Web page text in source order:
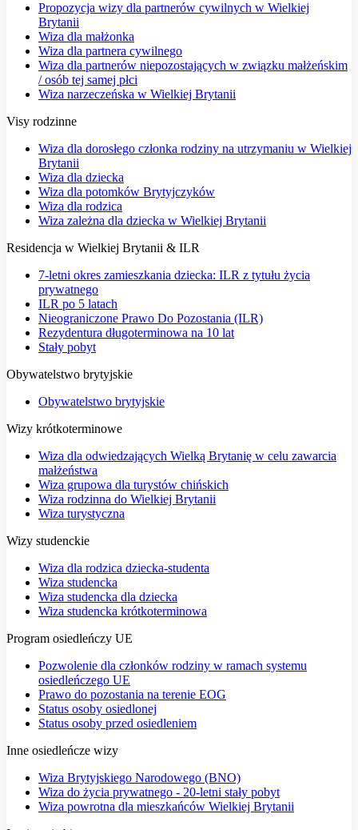
Propozycja wizy dla partnerów cywilnych w Wielkiej
Brytanii
Wiza dla małżonka
Wiza dla partnera cywilnego
Wiza dla partnerów niepozostających w związku małżeńskim
/ osób tej samej płci
Wiza narzeczeńska w Wielkiej Brytanii
Visy rodzinne
Wiza dla dorosłego członka rodziny na utrzymaniu w Wielkiej
Brytanii
Wiza dla dziecka
Wiza dla potomków Brytyjczyków
Wiza dla rodzica
Wiza zależna dla dziecka w Wielkiej Brytanii
Residencja w Wielkiej Brytanii & ILR
7-letni okres zamieszkania dziecka: ILR z tytułu życia
prywatnego
ILR po 5 latach
Nieograniczone Prawo Do Pozostania (ILR)
Rezydentura długoterminowa na 10 lat
Stały pobyt
Obywatelstwo brytyjskie
Obywatelstwo brytyjskie
Wizy krótkoterminowe
Wiza dla odwiedzających Wielką Brytanię w celu zawarcia
małżeństwa
Wiza grupowa dla turystów chińskich
Wiza rodzinna do Wielkiej Brytanii
Wiza turystyczna
Wizy studenckie
Wiza dla rodzica dziecka-studenta
Wiza studencka
Wiza studencka dla dziecka
Wiza studencka krótkoterminowa
Program osiedleńczy UE
Pozwolenie dla członków rodziny w ramach systemu
osiedleńczego UE
Prawo do pozostania na terenie EOG
Status osoby osiedlonej
Status osoby przed osiedleniem
Inne osiedleńcze wizy
Wiza Brytyjskiego Narodowego (BNO)
Wiza do życia prywatnego - 20-letni stały pobyt
Wiza powrotna dla mieszkańców Wielkiej Brytanii